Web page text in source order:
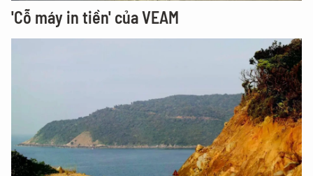
'Cỗ máy in tiền' của VEAM